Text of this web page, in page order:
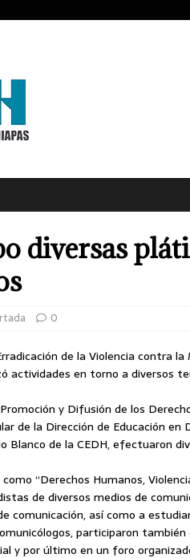
diversas
0
de la Violencia contra
actividades en torno a diversos
y Difusión de los
de la Dirección de Educación en
Blanco de la CEDH, efectuaron
“Derechos Humanos,
de diversos medios de
comunicación, así como a
participaron
y por último en un foro